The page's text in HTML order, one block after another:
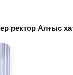
ректор Алғыс